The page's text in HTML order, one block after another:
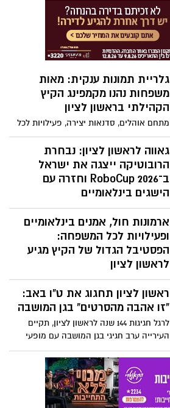
נטרקה, והכלב נותר לכוד לעיני בעליו. שני
מתנדבי ארגון "ידידים" הגיעו בתוך זמן קצר,
פתחו את הרכב ללא גרימת נזק וחילצו את
הכלב כשהוא בריא ושלם
גלריית תמונות ענקית: מאות
משפחות נהנו מקמפינג הקיץ
הקהילתי בראשון לציון
מתחם אוהלים, סדנאות יצירה, פעילויות לכל
המשפחה וצפייה משותפת ברבע גמר
המונדיאל - כך נראה אחד מאירועי הקיץ
המשפחתיים שהתקיימו בעיר. עכשיו הגיע
הזמן לראות את הרגעים היפים בתמונות
גאווה לראשון לציון: נבחרת
הרובוטיקה ייצגה את ישראל
ב־RoboCup 2026 וחזרה עם
הישגים בינלאומיים
מתן קראים, יסמין לבוב ונועם קלמר, בוגרי
בית הספר "רון ורדי", ייצגו את ראשון לציון
ואת ישראל בתחרות הרובוטיקה היוקרתית
בעולם. הנבחרת זכתה במקום השלישי
בקטגוריית הסרטון הטוב ביותר ובמקום
הרביעי בתחרות שיתוף הפעולה הבינלאומית
ארמונות חול, אמנים בינלאומיים
ופעילויות לכל המשפחה:
הפסטיבל הגדול של הקיץ מגיע
לראשון לציון
פסטיבל ארמונות החול הבינלאומי יתקיים
במשך ארבעה ימים בחוף ראשון לציון עם
מיצגי ענק, סדנאות יצירה, מתחמי פעילות
לילדים והכניסה – חופשית
ראשון לציון תחגוג את ט"ו באב:
"זו אהבה מהסרטים" בגן המושבה
לרגל חגיגות 144 שנה לראשון לציון, תקיים
העירייה ערב חגיגי בגן המושבה עם מופעי
רחוב, מוזיקה, מתחמי צילום, דוכני אוכל,
שדרת אהבה רומנטית והפתעות נוספות -
והכל בכניסה חופשית